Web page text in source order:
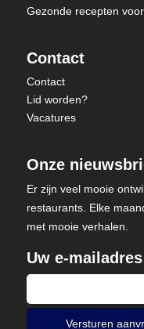
Gezonde recepten
Contact
Contact
Lid worden?
Vacatures
Onze
Er zijn veel mooie
restaurants. Elke
met mooie verhalen.
Uw e-mailadres